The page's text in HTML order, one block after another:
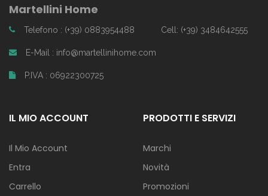
Martellini Home
Telefono : (+39) 0883954488 Cell: (+39) 3484642555
E-Mail : info@martellinihome.com
P.IVA : 06922300725
IL MIO ACCOUNT
Il Mio Account
Entra
Carrello
PRODOTTI E SERVIZI
Marchi
Novità
Promozioni